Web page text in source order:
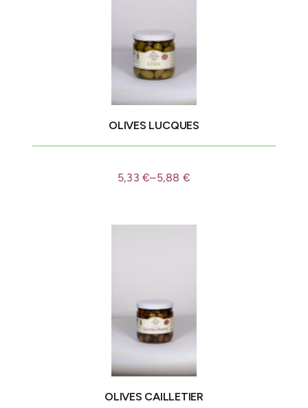
OLIVES LUCQUES
5,33€–5,88 €
OLIVES CAILLETIER